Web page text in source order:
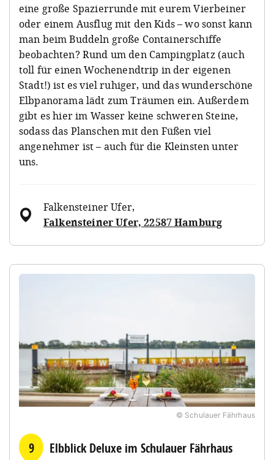
eine große Spazierrunde mit eurem Vierbeiner
oder einem Ausflug mit den Kids – wo sonst kann
man beim Buddeln große Containerschiffe
beobachten? Rund um den Campingplatz (auch
toll für einen Wochenendtrip in der eigenen
Stadt!) ist es viel ruhiger, und das wunderschöne
Elbpanorama lädt zum Träumen ein. Außerdem
gibt es hier im Wasser keine schweren Steine,
sodass das Planschen mit den Füßen viel
angenehmer ist – auch für die Kleinsten unter
uns.
Falkensteiner Ufer,
Falkensteiner Ufer, 22587 Hamburg
© Schulauer Fährhaus
9 Elbblick Deluxe im Schulauer Fährhaus